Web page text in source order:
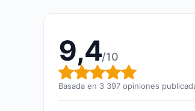
9,4/10
Calificación global:
Basada en 3 397 opiniones